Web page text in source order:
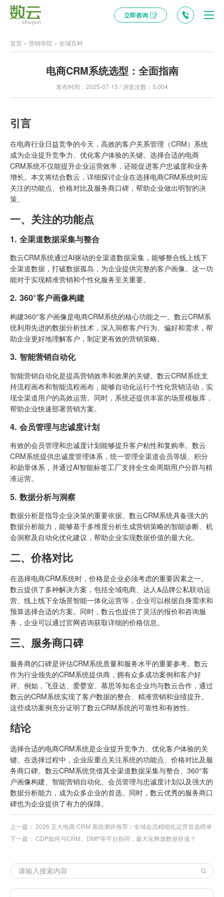
立即咨询
首页 » 营销学院 » 全域百科
电商CRM系统选型：全面指南
发布时间：2025-07-15 / 浏览次数：5,004
引言
在电商行业日益竞争的今天，高效的客户关系管理（CRM）系统
成为企业提升竞争力、优化客户体验的关键。选择合适的电商
CRM系统不仅能提升企业运营效率，还能促进客户忠诚度和业务
增长。本文将结合数云 ，详细探讨企业在选择电商CRM系统时应
关注的功能点、价格对比及服务商口碑，帮助企业做出明智的决
策。
一、关注的功能点
1. 全渠道数据采集与整合
数云CRM系统通过AI驱动的全渠道数据采集，能够整合线上线下
全渠道数据，打破数据孤岛，为企业提供完整的客户画像。这一功
能对于实现精准营销和个性化服务至关重要。
2. 360°客户画像构建
构建360°客户画像是电商CRM系统的核心功能之一。数云CRM系
统利用先进的数据分析技术，深入洞察客户行为、偏好和需求，帮
助企业更好地理解客户，制定更有效的营销策略。
3. 智能营销自动化
智能营销自动化是提高营销效率和效果的关键。数云CRM系统支
持流程画布和智能流程画布，能够自动化运行个性化营销活动，实
现全渠道用户的高效运营。同时，系统还提供丰富的场景模板库，
帮助企业快速部署营销方案。
4. 会员管理与忠诚度计划
有效的会员管理和忠诚度计划能够提升客户粘性和复购率。数云
CRM系统提供忠诚度管理体系，统一管理全渠道会员等级、积分
和勋章体系，并通过AI智能标签工厂支持全生命周期用户分群与精
准运营。
5. 数据分析与洞察
数据分析是指导企业决策的重要依据。数云CRM系统具备强大的
数据分析能力，能够基于多维度分析生成营销策略的智能诊断、机
会洞察及自动化优化建议，帮助企业实现数据价值的最大化。
二、价格对比
在选择电商CRM系统时，价格是企业必须考虑的重要因素之一。
数云提供了多种解决方案，包括全域电商、达人&品牌公私联动运
营、线上线下全场景智能一体化运营等，企业可以根据自身需求和
预算选择合适的方案。同时，数云也提供了灵活的报价和咨询服
务，企业可以通过官网咨询获取详细的价格信息。
三、服务商口碑
服务商的口碑是评估CRM系统质量和服务水平的重要参考。数云
作为行业领先的CRM系统提供商，拥有众多成功案例和客户好
评。例如，飞亚达、爱婴室、慕思等知名企业均与数云合作，通过
数云的CRM系统实现了客户数据的整合、精准营销和业绩提升。
这些成功案例充分证明了数云CRM系统的可靠性和有效性。
结论
选择合适的电商CRM系统是企业提升竞争力、优化客户体验的关
键。在选择过程中，企业应重点关注系统的功能点、价格对比及服
务商口碑。数云CRM系统凭借其全渠道数据采集与整合、360°客
户画像构建、智能营销自动化、会员管理与忠诚度计划以及强大的
数据分析能力，成为众多企业的首选。同时，数云优秀的服务商口
碑也为企业提供了有力的保障。
上一篇： 2026 五大电商 CRM 系统测评推荐：全域会员精细化运营首选榜单
下一篇： CDP如何与CRM、DMP等平台协同，最大化释放数据价值？